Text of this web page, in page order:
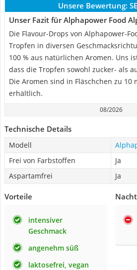
Unsere Bewertung:
Unser Fazit für Alphapower Food
Die Flavour-Drops von Alphapower-
Tropfen in diversen
100 % aus natürlichen Aromen. Uns
dass die Tropfen sowohl zucker- als
Die Aromen sind in Fläschchen zu 10
erhältlich.
08/2026
Technische Details
Modell
Frei von Farbstoffen
Ja
Aspartamfrei
Ja
Vorteile
intensiver
Geschmack
angenehm süß
laktosefrei, vegan